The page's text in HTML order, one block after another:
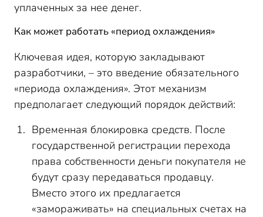
уплаченных за нее денег.
Как может работать «период охлаждения»
Ключевая идея, которую закладывают
разработчики, – это введение обязательного
«периода охлаждения». Этот механизм
предполагает следующий порядок действий:
Временная блокировка средств. После
государственной регистрации перехода
права собственности деньги покупателя не
будут сразу передаваться продавцу.
Вместо этого их предлагается
«замораживать» на специальных счетах на